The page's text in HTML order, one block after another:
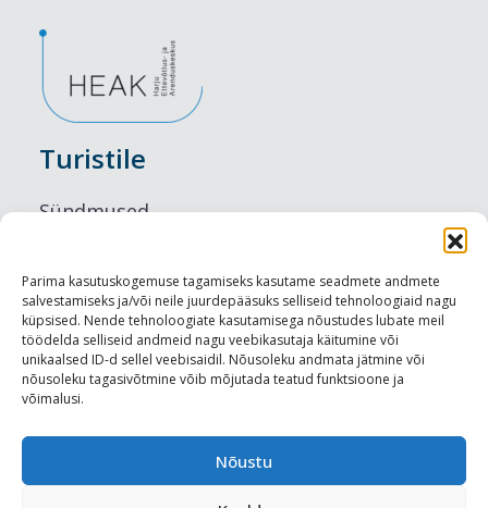
Parima kasutuskogemuse tagamiseks kasutame seadmete andmete
salvestamiseks ja/või neile juurdepääsuks selliseid tehnoloogiaid nagu
küpsised. Nende tehnoloogiate kasutamisega nõustudes lubate meil
töödelda selliseid andmeid nagu veebikasutaja käitumine või
unikaalsed ID-d sellel veebisaidil. Nõusoleku andmata jätmine või
nõusoleku tagasivõtmine võib mõjutada teatud funktsioone ja
võimalusi.
Nõustu
Turistile
Sündmused
Maitseelamused
Vaatamisväärsused
Visit Tallinn
Turismiprofessionaalile